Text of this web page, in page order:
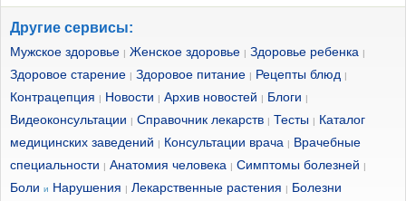
Другие сервисы:
Мужское здоровье | Женское здоровье | Здоровье ребенка |
Здоровое старение | Здоровое питание | Рецепты блюд |
Контрацепция | Новости | Архив новостей | Блоги |
Видеоконсультации | Справочник лекарств | Тесты | Каталог
медицинских заведений | Консультации врача | Врачебные
специальности | Анатомия человека | Симптомы болезней |
Боли и Нарушения | Лекарственные растения | Болезни